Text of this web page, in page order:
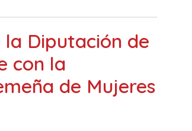
la Diputación de
con la
de Mujeres